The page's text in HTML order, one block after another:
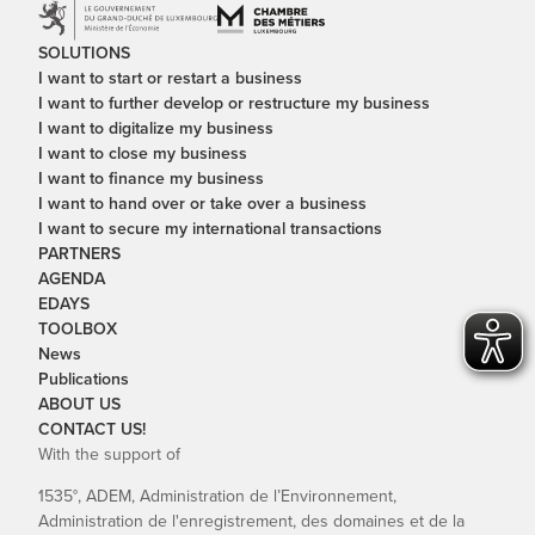
SOLUTIONS
I want to start or restart a business
I want to further develop or restructure my business
I want to digitalize my business
I want to close my business
I want to finance my business
I want to hand over or take over a business
I want to secure my international transactions
PARTNERS
AGENDA
EDAYS
TOOLBOX
News
Publications
ABOUT US
CONTACT US!
With the support of
1535°, ADEM, Administration de l’Environnement,
Administration de l'enregistrement, des domaines et de la